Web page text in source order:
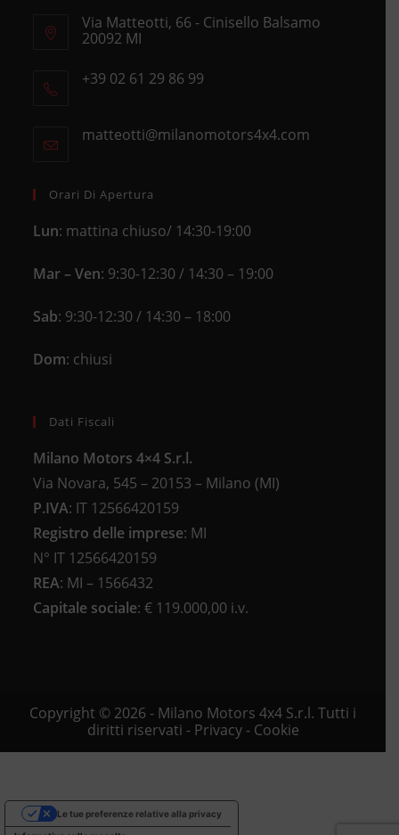
Via Matteotti, 66 - Cinisello Balsamo
20092 MI
in
+39 02 61 29 86 99
your
matteotti@milanomotors4x4.comOpens
Orari Di Apertura
Lun: mattina chiuso/ 14:30-19:00
Mar – Ven: 9:30-12:30 / 14:30 – 19:00
Sab: 9:30-12:30 / 14:30 – 18:00
Dom: chiusi
Dati Fiscali
Milano Motors 4×4 S.r.l.
Via Novara, 545 – 20153 – Milano (MI)
P.IVA: IT 12566420159
Registro delle imprese: MI
N° IT 12566420159
REA: MI – 1566432
Capitale sociale: € 119.000,00 i.v.
Copyright © 2026 - Milano Motors 4x4 S.r.l. Tutti i
diritti riservati - Privacy- Cookie
Le tue preferenze relative alla privacy